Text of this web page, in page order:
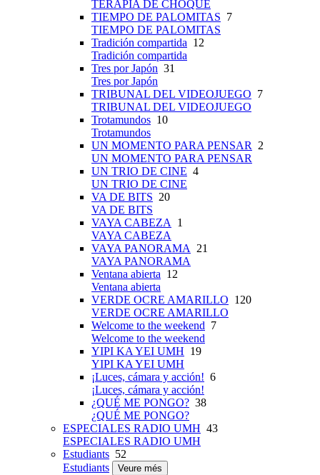
TERAPIA DE CHOQUE
TIEMPO DE PALOMITAS 7
TIEMPO DE PALOMITAS
Tradición compartida 12
Tradición compartida
Tres por Japón 31
Tres por Japón
TRIBUNAL DEL VIDEOJUEGO 7
TRIBUNAL DEL VIDEOJUEGO
Trotamundos 10
Trotamundos
UN MOMENTO PARA PENSAR
2
UN MOMENTO PARA PENSAR
UN TRIO DE CINE 4
UN TRIO DE CINE
VA DE BITS 20
VA DE BITS
VAYA CABEZA
1
VAYA CABEZA
VAYA PANORAMA
21
VAYA PANORAMA
Ventana abierta 12
Ventana abierta
VERDE OCRE AMARILLO 120
VERDE OCRE AMARILLO
Welcome to the weekend 7
Welcome to the weekend
YIPI KA YEI UMH 19
YIPI KA YEI UMH
¡Luces, cámara y acción! 6
¡Luces, cámara y acción!
¿QUÉ ME PONGO? 38
¿QUÉ ME PONGO?
ESPECIALES RADIO UMH 43
ESPECIALES RADIO UMH
Estudiants 52
Estudiants
Veure més